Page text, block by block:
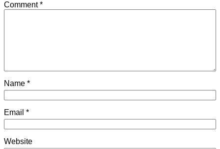
Comment*
Name *
Email *
Website